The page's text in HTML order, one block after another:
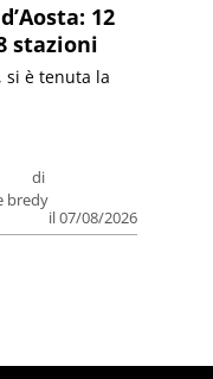
12
stazioni
di
bredy
il 07/08/2026
si è tenuta la